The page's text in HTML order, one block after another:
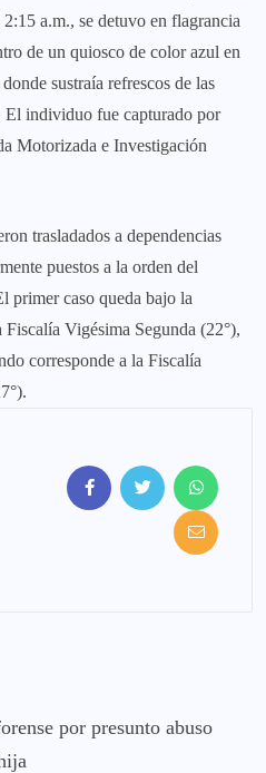
a.m., se detuvo en flagrancia
de un quiosco de color azul en
sustraía refrescos de las
individuo fue capturado por
Motorizada e Investigación
trasladados a dependencias
puestos a la orden del
primer caso queda bajo la
Fiscalía Vigésima Segunda (22°),
corresponde a la Fiscalía
por presunto abuso